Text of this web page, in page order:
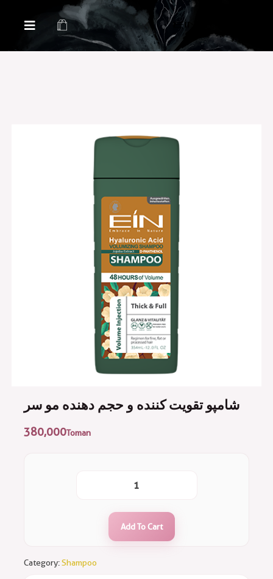
Health & Beauty Products EIN
Health & Beauty Products EIN
شامپو تقویت کننده و حجم دهنده مو سر
380,000Toman
Add To Cart
Category:Shampoo